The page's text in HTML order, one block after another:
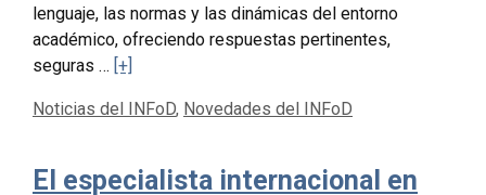
lenguaje, las normas y las dinámicas del entorno
académico, ofreciendo respuestas pertinentes,
seguras … [+]
Categorías
Noticias del INFoD, Novedades del INFoD
El especialista internacional en